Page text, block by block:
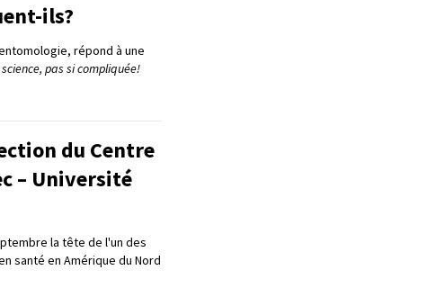
ils?
répond à une
pas si compliquée!
du Centre
– Université
la tête de l'un des
santé en Amérique du Nord